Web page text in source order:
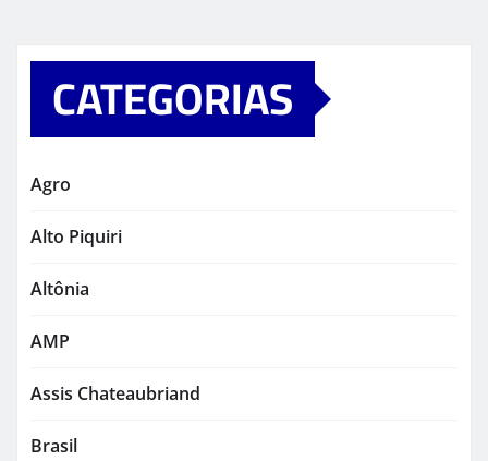
CATEGORIAS
Agro
Alto Piquiri
Altônia
AMP
Assis Chateaubriand
Brasil